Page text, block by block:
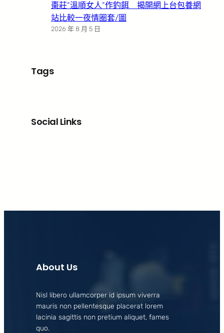
棗莊”溫順女人”作釣餌 揭開網上台包養網
站比較一夜情圈套/圖
2026 年 8 月 5 日
Tags
Social Links
About Us
Nisl libero ullamcorper id ipsum viverra
mauris non pellentesque placerat lorem
lacinia sagittis non pretium aliquet, fames
quo.